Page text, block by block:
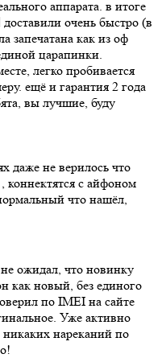
аппарата. в итоге
очень быстро (в
запечатана как из оф
царапинки.
легко пробивается
ещё и гарантия 2 года
вы лучшие, буду
даже не верилось что
коннектятся с айфоном
что нашёл,
ожидал, что новинку
как новый, без единого
по IMEI на сайте
Уже активно
нареканий по